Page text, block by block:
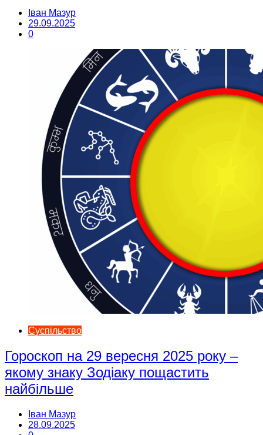
Іван Мазур
29.09.2025
0
Суспільство
Гороскоп на 29 вересня 2025 року –
якому знаку Зодіаку пощастить
найбільше
Іван Мазур
28.09.2025